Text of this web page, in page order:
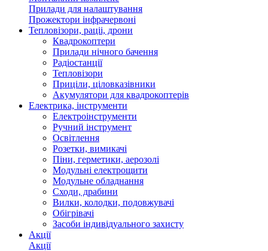
Прилади для налаштування
Прожектори інфрачервоні
Тепловізори, раціі, дрони
Квадрокоптери
Прилади нічного бачення
Радіостанції
Тепловізори
Приціли, ціловказівники
Акумулятори для квадрокоптерів
Електрика, інструменти
Електроінструменти
Ручний інструмент
Освітлення
Розетки, вимикачі
Піни, герметики, аерозолі
Модульні електрощити
Модульне обладнання
Сходи, драбини
Вилки, колодки, подовжувачі
Обігрівачі
Засоби індивідуального захисту
Акції
Акції